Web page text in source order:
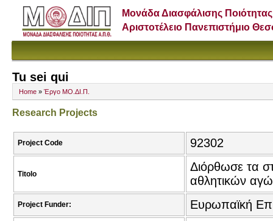
Μονάδα Διασφάλισης Ποιότητας
Αριστοτέλειο Πανεπιστήμιο
Tu sei qui
Home » Έργο ΜΟ.ΔΙ.Π.
Research Projects
Project Code 92302
Titolo
Διόρθωσε τα
αθλητικών
Project Funder: Ευρωπαϊκή